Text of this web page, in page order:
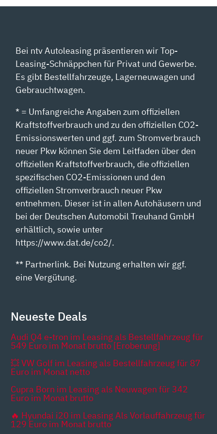
Bei ntv Autoleasing präsentieren wir Top-
Leasing-Schnäppchen für Privat und Gewerbe.
Es gibt Bestellfahrzeuge, Lagerneuwagen und
Gebrauchtwagen.
* = Umfangreiche Angaben zum offiziellen
Kraftstoffverbrauch und zu den offiziellen CO2-
Emissionswerten und ggf. zum Stromverbrauch
neuer Pkw können Sie dem Leitfaden über den
offiziellen Kraftstoffverbrauch, die offiziellen
spezifischen CO2-Emissionen und den
offiziellen Stromverbrauch neuer Pkw
entnehmen. Dieser ist in allen Autohäusern und
bei der Deutschen Automobil Treuhand GmbH
erhältlich, sowie unter
https://www.dat.de/co2/.
** Partnerlink. Bei Nutzung erhalten wir ggf.
eine Vergütung.
Neueste Deals
Audi Q4 e-tron im Leasing als Bestellfahrzeug für
549 Euro im Monat brutto [Eroberung]
💥 VW Golf im Leasing als Bestellfahrzeug für 87
Euro im Monat netto
Cupra Born im Leasing als Neuwagen für 342
Euro im Monat brutto
🔥 Hyundai i20 im Leasing Als Vorlauffahrzeug für
129 Euro im Monat brutto